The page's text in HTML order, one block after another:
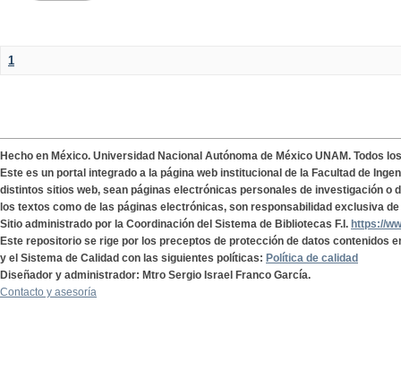
1
Hecho en México. Universidad Nacional Autónoma de México UNAM. Todos
Este es un portal integrado a la página web institucional de la Facultad de
distintos sitios web, sean páginas electrónicas personales de investigación o
los textos como de las páginas electrónicas, son responsabilidad exclusiva
Sitio administrado por la Coordinación del Sistema de Bibliotecas F.I. https://
Este repositorio se rige por los preceptos de protección de datos contenidos
y el Sistema de Calidad con las siguientes políticas: Política de calidad
Diseñador y administrador: Mtro Sergio Israel Franco García.
Contacto y asesoría